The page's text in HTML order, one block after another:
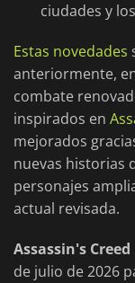
ciudades y
Estas novedades
anteriormente,
combate
inspirados en
mejorados
nuevas historias
personajes
actual revisada.
Assassin's
de julio de 2026